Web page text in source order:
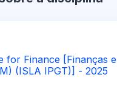
for Finance [Finanças e
(ISLA IPGT)] - 2025